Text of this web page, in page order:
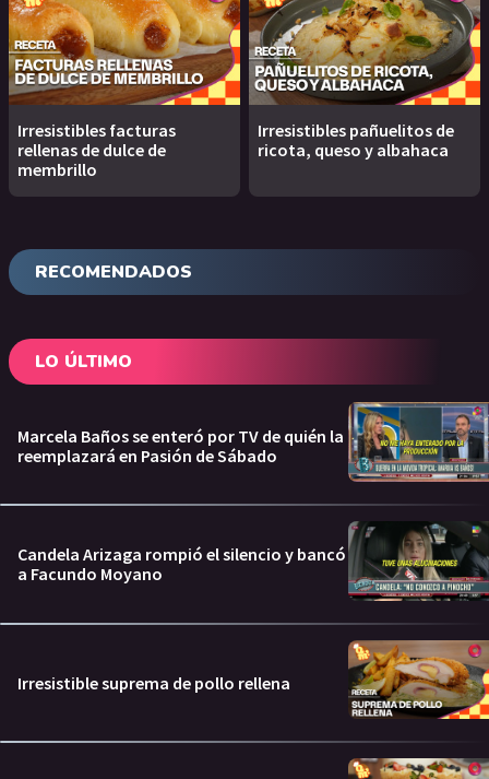
Irresistibles facturas
rellenas de dulce de
membrillo
Irresistibles pañuelitos de
ricota, queso y albahaca
RECOMENDADOS
LO ÚLTIMO
Marcela Baños se enteró por TV de quién la
reemplazará en Pasión de Sábado
Candela Arizaga rompió el silencio y bancó
a Facundo Moyano
Irresistible suprema de pollo rellena